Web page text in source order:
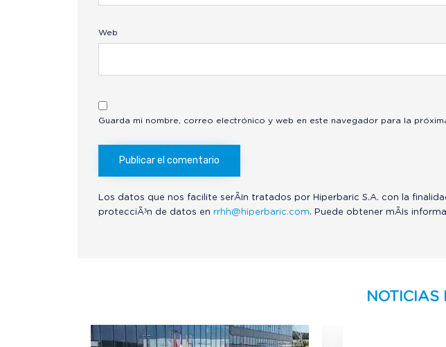
Web
Guarda mi nombre, correo electrónico y web en este navegador para la
Los datos que nos facilite serÃ¡n tratados por Hiperbaric S.A. con la
protecciÃ³n de datos en rrhh@hiperbaric.com. Puede obtener mÃ¡s
NOTICIAS